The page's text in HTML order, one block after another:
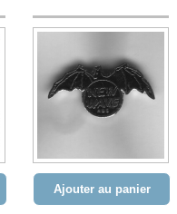
Ajouter au panier